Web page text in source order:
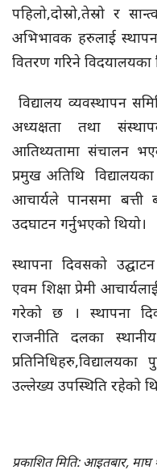
पहिलो,दोस्रो,तेस्रो र
अभिभावक हरुलाई
वितरण गरिने विदयालयका
विद्यालय व्यवस्थापन
अध्यक्षता तथा
आतिथ्यतामा संचालन
प्रमुख अतिथि
आचार्यले पानसमा बत्ती
उदघाटन गर्नुभएको थियो।
स्थापना दिवसको
एवम शिक्षा प्रेमी
गरेको छ । स्थापना
राजनीति दलका
उल्लेख्य उपस्थिति रहेको
प्रकाशित मिति: आइतबार, माघ